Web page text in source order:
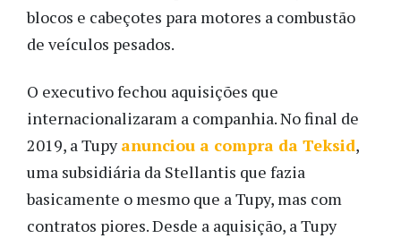
blocos e cabeçotes para motores a combustão
de veículos pesados.
O executivo fechou aquisições que
internacionalizaram a companhia. No final de
2019, a Tupyanunciou a compra da Teksid,
uma subsidiária da Stellantis que fazia
basicamente o mesmo que a Tupy, mas com
contratos piores. Desde a aquisição, a Tupy